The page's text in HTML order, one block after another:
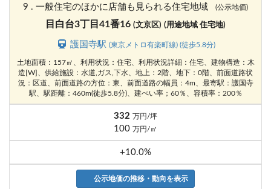
9 . 一般住宅のほかに店舗も見られる住宅地域 (公示地価)
目白台3丁目41番16 (文京区) (用途地域 住宅地)
護国寺駅 (東京メトロ有楽町線) (徒歩5.8分)
土地面積：157㎡、利用状況：住宅、利用状況詳細：住宅、建物構造：木
造[W]、供給施設：水道,ガス,下水、地上：2階、地下：0階、前面道路状
況：区道、前面道路の方位：東、前面道路の幅員：4m、最寄駅：護国寺
駅、駅距離：460m(徒歩5.8分)、建ぺい率；60％、容積率：200％
332 万円/坪
100 万円/㎡
+10.0%
公示地価の推移・動向を表示